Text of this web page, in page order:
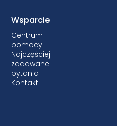
Wsparcie
Centrum
pomocy
Najczęściej
zadawane
pytania
Kontakt